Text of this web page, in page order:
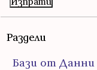
Раздели
Бази от Данни